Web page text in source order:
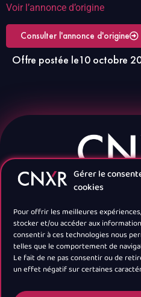
Gérer le
cookies
Pour offrir les meilleures
stocker et/ou accéder aux
consentir à ces technologies nous
telles que le comportement de
Le fait de ne pas consentir ou de
un effet négatif sur certaines
Voir l’annonce d’origine
Consulter l'annonce d'origine
Offre postée le10 octobre